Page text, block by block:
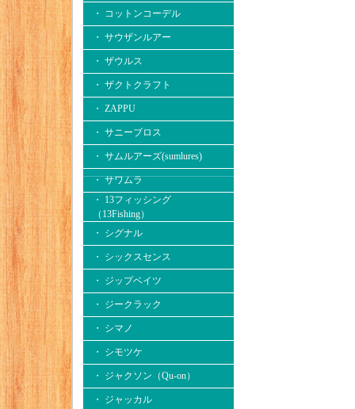
・ コットンコーデル
・ サウザンルアー
・ ザウルス
・ ザクトクラフト
・ ZAPPU
・ サニーブロス
・ サムルアーズ(sumlures)
・ サワムラ
・ 13フィッシング
（13Fishing）
・ シグナル
・ シックスセンス
・ ジップベイツ
・ ジークラック
・ シマノ
・ シモツケ
・ ジャクソン（Qu-on）
・ ジャッカル